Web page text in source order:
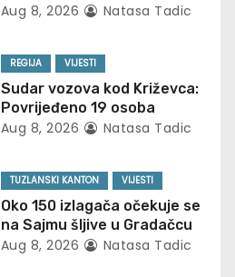
Aug 8, 2026 Natasa Tadic
REGIJA VIJESTI
Sudar vozova kod Križevca:
Povrijeđeno 19 osoba
Aug 8, 2026 Natasa Tadic
TUZLANSKI KANTON VIJESTI
Oko 150 izlagača očekuje se
na Sajmu šljive u Gradačcu
Aug 8, 2026 Natasa Tadic